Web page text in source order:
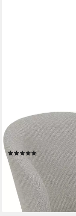
HELA
4-Fußstuhl GRAZ,
(2)
ab 74,56 € UVP220,99
-66%
lieferbar - in 5-6